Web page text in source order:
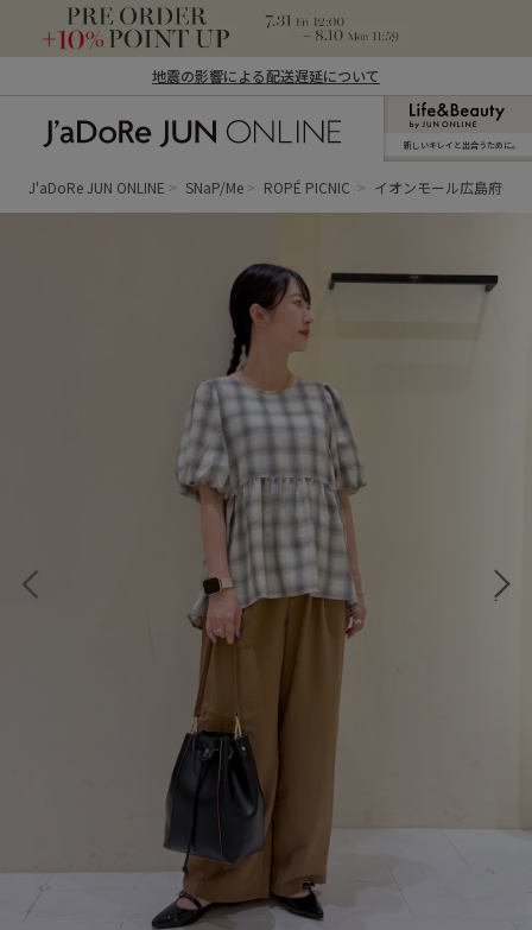
地震の影響による配送遅延について
ン オンライン）
新しいキレイと出合うために。
J'aDoRe JUN ONLINE SNaP/Me ROPÉ PICNIC イオンモール広島府中